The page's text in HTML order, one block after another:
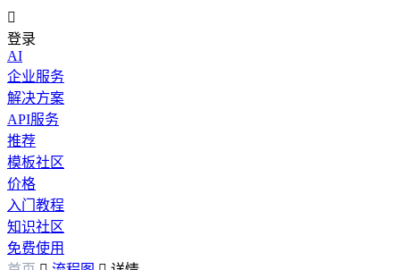

登录
AI
企业服务
解决方案
API服务
推荐
模板社区
价格
入门教程
知识社区
免费使用